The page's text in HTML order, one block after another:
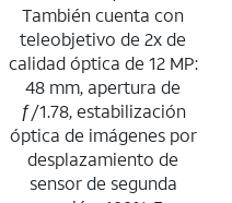
También cuenta con
teleobjetivo de 2x de
calidad óptica de 12 MP:
48 mm, apertura de
ƒ/1.78, estabilización
óptica de imágenes por
desplazamiento de
sensor de segunda